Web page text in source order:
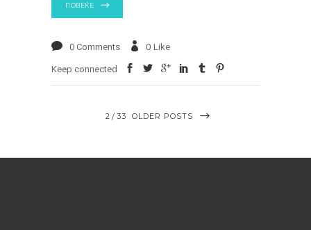
ПОВЕЌЕ
0 Comments 0 Like
Keep connected
2 33 OLDER POSTS